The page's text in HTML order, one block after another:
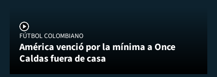
FÚTBOL COLOMBIANO
América venció por la mínima a Once
Caldas fuera de casa